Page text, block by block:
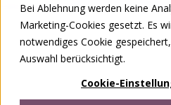
Bei Ablehnung werden keine
Marketing-Cookies gesetzt. Es
notwendiges Cookie
Auswahl berücksichtigt.
Cookie-